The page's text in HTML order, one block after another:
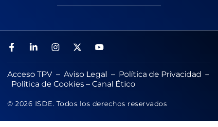
Acceso TPV – Aviso Legal – Política de Privacidad –
Política de Cookies – Canal Ético
© 2026 ISDE. Todos los derechos reservados